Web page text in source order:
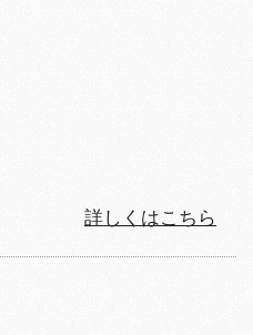
詳しくはこちら